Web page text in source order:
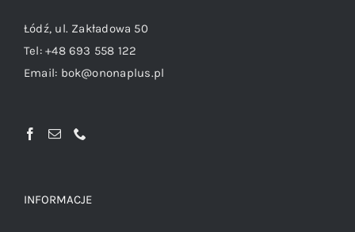
Łódź, ul. Zakładowa 50
Tel:+48 693 558 122
Email: bok@ononaplus.pl
INFORMACJE